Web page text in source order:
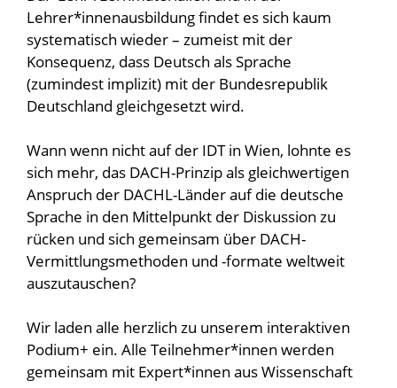
Lehrer*innenausbildung findet es sich kaum
systematisch wieder – zumeist mit der
Konsequenz, dass Deutsch als Sprache
(zumindest implizit) mit der Bundesrepublik
Deutschland gleichgesetzt wird.
Wann wenn nicht auf der IDT in Wien, lohnte es
sich mehr, das DACH-Prinzip als gleichwertigen
Anspruch der DACHL-Länder auf die deutsche
Sprache in den Mittelpunkt der Diskussion zu
rücken und sich gemeinsam über DACH-
Vermittlungsmethoden und -formate weltweit
auszutauschen?
Wir laden alle herzlich zu unserem interaktiven
Podium+ ein. Alle Teilnehmer*innen werden
gemeinsam mit Expert*innen aus Wissenschaft